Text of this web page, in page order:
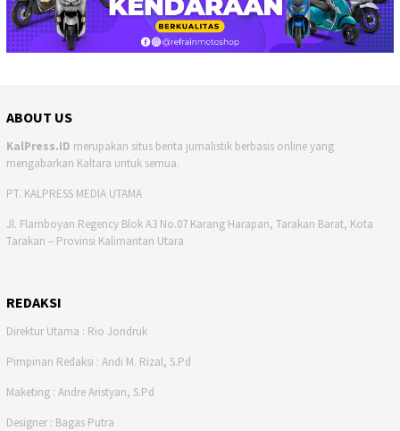
ABOUT US
KalPress.ID merupakan situs berita jurnalistik berbasis online yang
mengabarkan Kaltara untuk semua.
PT. KALPRESS MEDIA UTAMA
Jl. Flamboyan Regency Blok A3 No.07 Karang Harapan, Tarakan Barat, Kota
Tarakan – Provinsi Kalimantan Utara
REDAKSI
Direktur Utama : Rio Jondruk
Pimpinan Redaksi : Andi M. Rizal, S.Pd
Maketing : Andre Aristyan, S.Pd
Designer : Bagas Putra